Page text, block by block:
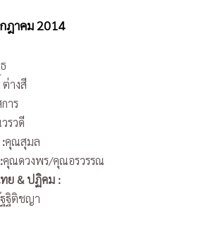
ฎาคม 2014
างสี
าร
รวดี
คุณสุมล
คุณดวงพร/คุณอรวรรณ
ย & ปฏิคม :
ฐิติชญา